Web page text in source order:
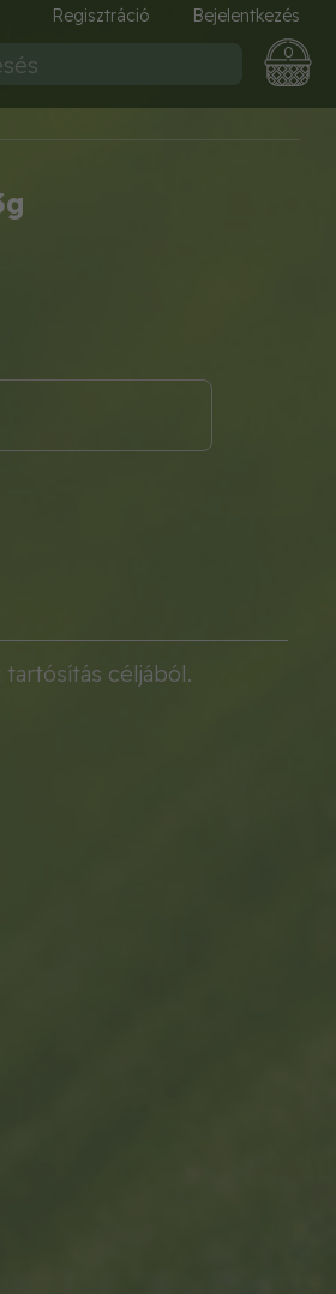
Regisztráció Bejelentkezés
0
céljából.